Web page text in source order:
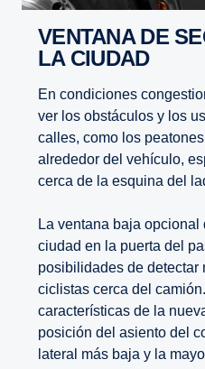
Miranda
Monagas
Nueva Esparta
Sucre
Táchira
Trujillo
VENTANA DE SEGURIDAD PARA
LA CIUDAD
En condiciones
ver los obstáculos y los
calles, como los
alrededor del vehículo,
cerca de la esquina del
La ventana baja
ciudad en la puerta del
posibilidades de detectar
ciclistas cerca del
características de la
posición del asiento del
lateral más baja y la